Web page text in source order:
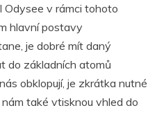
Odysee v rámci tohoto
hlavní postavy
je dobré mít daný
do základních atomů
obklopují, je zkrátka nutné
také vtisknou vhled do